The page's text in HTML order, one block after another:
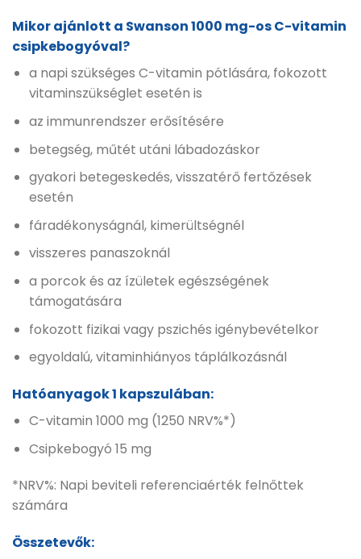
Mikor ajánlott a Swanson 1000 mg-os C-vitamin
csipkebogyóval?
a napi szükséges C-vitamin pótlására, fokozott
vitaminszükséglet esetén is
az immunrendszer erősítésére
betegség, műtét utáni lábadozáskor
gyakori betegeskedés, visszatérő fertőzések
esetén
fáradékonyságnál, kimerültségnél
visszeres panaszoknál
a porcok és az ízületek egészségének
támogatására
fokozott fizikai vagy pszichés igénybevételkor
egyoldalú, vitaminhiányos táplálkozásnál
Hatóanyagok 1 kapszulában:
C-vitamin 1000 mg (1250 NRV%*)
Csipkebogyó 15 mg
*NRV%: Napi beviteli referenciaérték felnőttek
számára
Összetevők: